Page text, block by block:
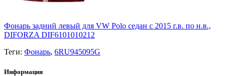
Фонарь задний левый для VW Polo седан с 2015 г.в. по н.в.,
DIFORZA DIF6101010212
Теги: Фонарь, 6RU945095G
Информация